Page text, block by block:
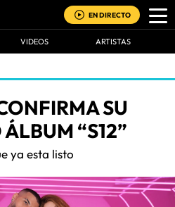
EN DIRECTO
VIDEOS ARTISTAS
SU
“S12”
ya esta listo